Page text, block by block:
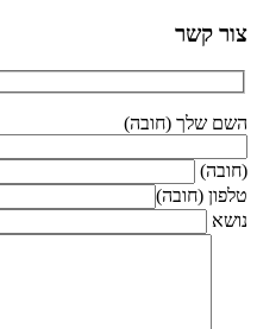
צור קשר
השם שלך (חובה)
(חובה)
טלפון (חובה)
נושא